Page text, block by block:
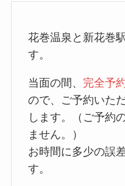
花巻温泉と新花巻
す。
当面の間、 完全予
ので、ご予約いた
します。（ご予約
ません。）
お時間に多少の誤
す。